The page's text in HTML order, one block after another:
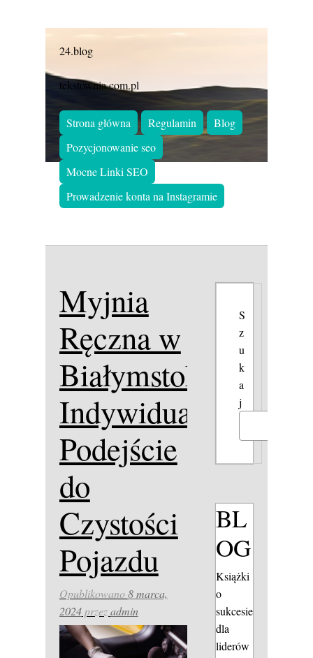
24.blog
tekstownia.com.pl
Strona główna Regulamin
Blog
Pozycjonowanie seo
Mocne Linki SEO
Prowadzenie konta na Instagramie
Myjnia
Ręczna w
Białymstoku:
Indywidualne
Podejście
do
Czystości
Pojazdu
Opublikowano8 marca,
2024przezadmin
S
z
u
k
a
j
BL
OG
Książki
o
sukcesie
dla
liderów